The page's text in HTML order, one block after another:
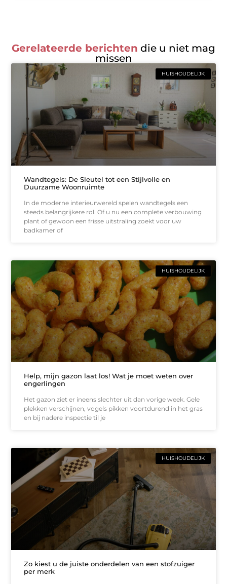
Gerelateerde berichten die u niet mag
missen
HUISHOUDELIJK
Wandtegels: De Sleutel tot een Stijlvolle en
Duurzame Woonruimte
In de moderne interieurwereld spelen wandtegels een
steeds belangrijkere rol. Of u nu een complete verbouwing
plant of gewoon een frisse uitstraling zoekt voor uw
badkamer of
HUISHOUDELIJK
Help, mijn gazon laat los! Wat je moet weten over
engerlingen
Het gazon ziet er ineens slechter uit dan vorige week. Gele
plekken verschijnen, vogels pikken voortdurend in het gras
en bij nadere inspectie til je
HUISHOUDELIJK
Zo kiest u de juiste onderdelen van een stofzuiger
per merk